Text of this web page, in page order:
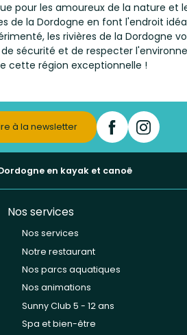
pour les amoureux de la nature et
de la Dordogne en font l'endroit
les rivières de la Dordogne
sécurité et de respecter
cette région exceptionnelle !
à la newsletter
en kayak et canoë
Nos services
Nos services
Notre restaurant
Nos parcs aquatiques
Nos animations
Sunny Club 5 - 12 ans
Spa et bien-être